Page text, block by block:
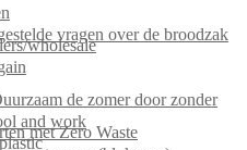
vragen over de broodzak
wholesale
de zomer door zonder
and work
met Zero Waste